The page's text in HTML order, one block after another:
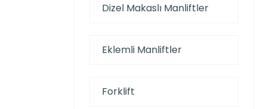
Dizel Makaslı Manliftler
Eklemli Manliftler
Forklift